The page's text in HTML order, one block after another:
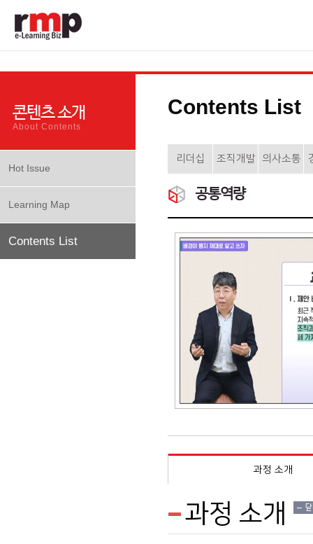
콘텐츠 소개
About Contents
Hot Issue
Learning Map
Contents List
Contents List
리더십 조직개발 의사소통
공통역량
과정 소개
과정 소개